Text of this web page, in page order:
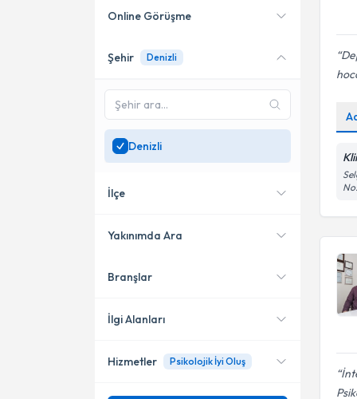
Online Görüşme
Online danışmanlık sunan
SadeceDenizli
uzman ara
Şehir Denizli
Denizli
İlçe
Merkezefendi
Pamukkale
Yakınımda Ara
Konumuma yakın uzmanları
Branşlar
Klinik Psikolog
İlgi Alanları
Hizmetler Psikolojik İyi Oluş